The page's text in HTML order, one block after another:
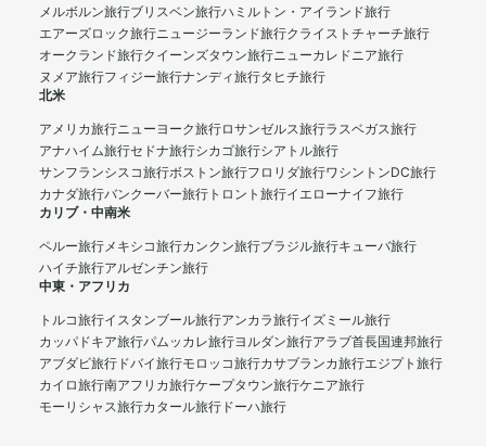
メルボルン旅行ブリスベン旅行ハミルトン・アイランド旅行
エアーズロック旅行ニュージーランド旅行クライストチャーチ旅行
オークランド旅行クイーンズタウン旅行ニューカレドニア旅行
ヌメア旅行フィジー旅行ナンディ旅行タヒチ旅行
北米
アメリカ旅行ニューヨーク旅行ロサンゼルス旅行ラスベガス旅行
アナハイム旅行セドナ旅行シカゴ旅行シアトル旅行
サンフランシスコ旅行ボストン旅行フロリダ旅行ワシントンDC旅行
カナダ旅行バンクーバー旅行 トロント旅行イエローナイフ旅行
カリブ・中南米
ペルー旅行メキシコ旅行カンクン旅行ブラジル旅行キューバ旅行
ハイチ旅行アルゼンチン旅行
中東・アフリカ
トルコ旅行イスタンブール旅行アンカラ旅行イズミール旅行
カッパドキア旅行パムッカレ旅行ヨルダン旅行アラブ首長国連邦旅行
アブダビ旅行 ドバイ旅行モロッコ旅行カサブランカ旅行エジプト旅行
カイロ旅行南アフリカ旅行ケープタウン旅行ケニア旅行
モーリシャス旅行カタール旅行 ドーハ旅行